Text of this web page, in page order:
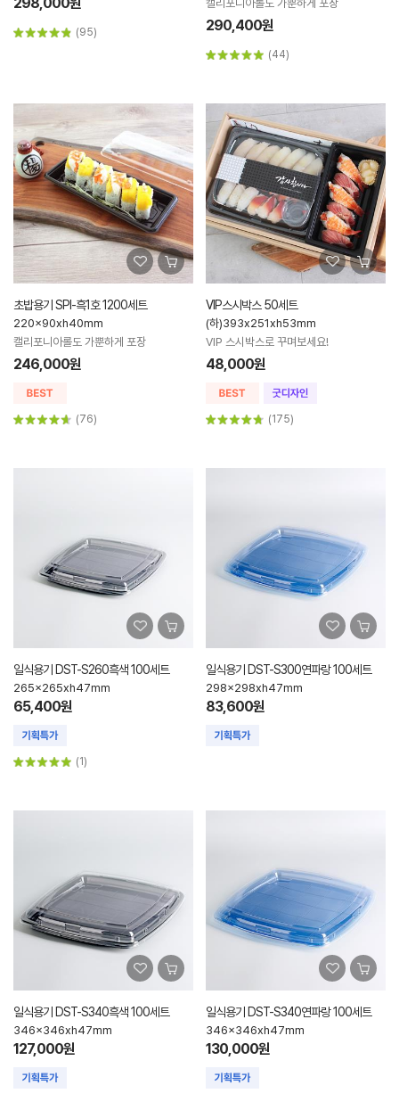
(95)
캘리포니아롤도 가뿐하게 포장
290,400원
(44)
초밥용기 SPI-흑1호 1200세트
220x90xh40mm
캘리포니아롤도 가뿐하게 포장
246,000원
(76)
VIP스시박스 50세트
(하)393x251xh53mm
VIP 스시박스로 꾸며보세요!
48,000원
(175)
일식용기 DST-S260흑색 100세트
265x265xh47mm
65,400원
(1)
일식용기 DST-S300연파랑 100세트
298x298xh47mm
83,600원
일식용기 DST-S340흑색 100세트
346x346xh47mm
127,000원
일식용기 DST-S340연파랑 100세트
346x346xh47mm
130,000원